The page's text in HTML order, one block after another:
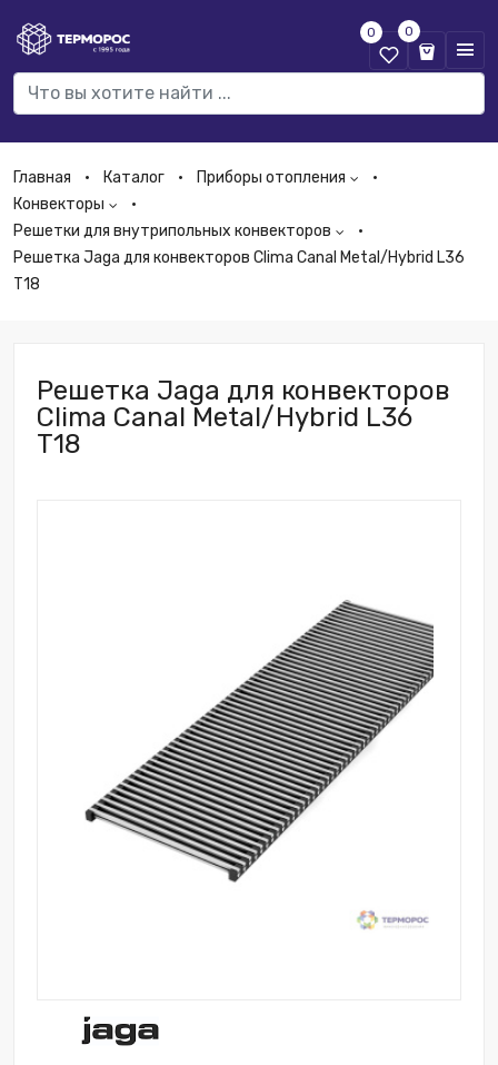
0 0
Главная Каталог
Приборы отопления
Конвекторы
Решетки для внутрипольных конвекторов
Решетка Jaga для конвекторов Clima Canal Metal/Hybrid L36
T18
Решетка Jaga для конвекторов
Clima Canal Metal/Hybrid L36
T18